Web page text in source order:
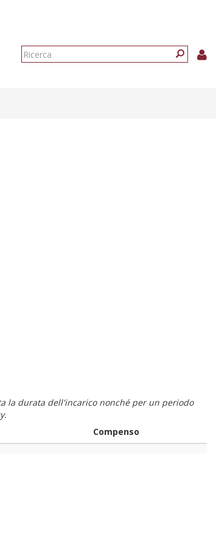
Form
la durata dell'incarico nonché per un periodo
Compenso